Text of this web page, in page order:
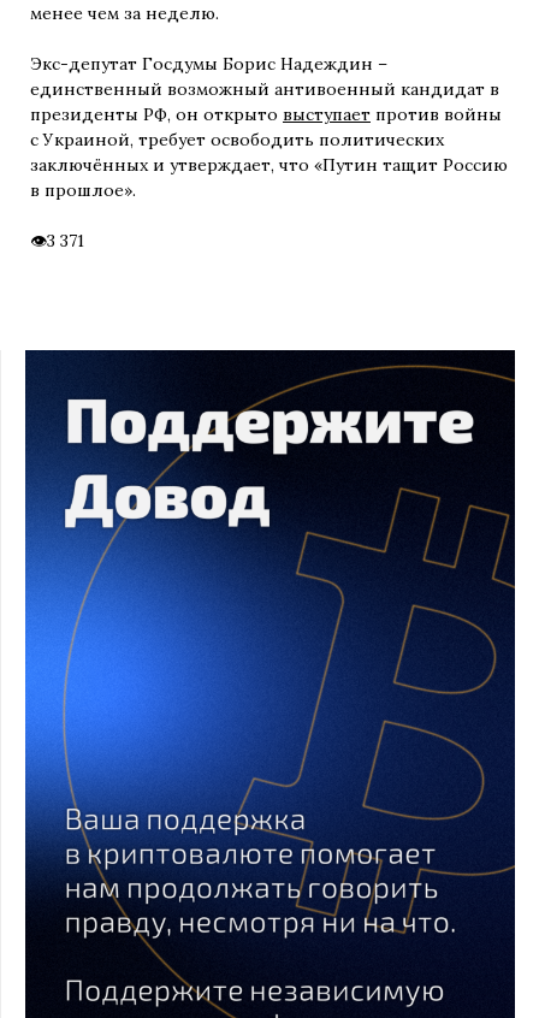
менее чем за неделю.
Экс-депутат Госдумы Борис Надеждин –
единственный возможный антивоенный кандидат в
президенты РФ, он открыто выступает против войны
с Украиной, требует освободить политических
заключённых и утверждает, что «Путин тащит Россию
в прошлое».
3 371